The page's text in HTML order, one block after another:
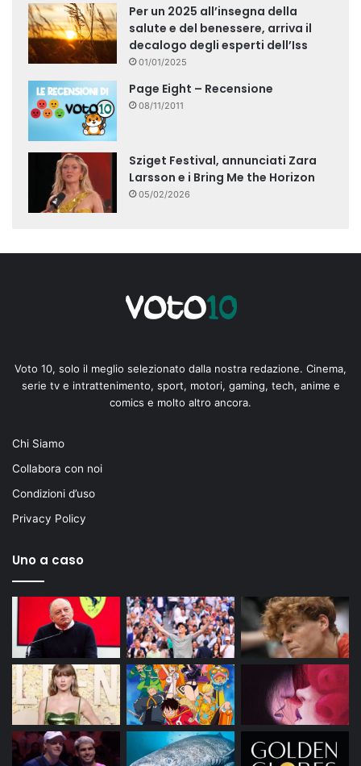
Per un 2025 all’insegna della
salute e del benessere, arriva il
decalogo degli esperti dell’Iss
01/01/2025
Page Eight – Recensione
08/11/2011
Sziget Festival, annunciati Zara
Larsson e i Bring Me the Horizon
05/02/2026
Voto 10, solo il meglio selezionato dalla nostra redazione. Cinema,
serie tv e intrattenimento, sport, motori, gaming, tech, anime e
comics e molto altro ancora.
Chi Siamo
Collabora con noi
Condizioni d’uso
Privacy Policy
Uno a caso